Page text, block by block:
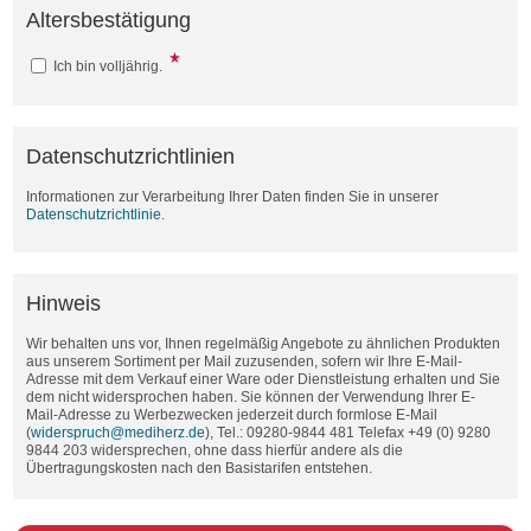
Altersbestätigung
Ich bin volljährig.
Datenschutzrichtlinien
Informationen zur Verarbeitung Ihrer Daten finden Sie in unserer
Datenschutzrichtlinie
Hinweis
Wir behalten uns vor, Ihnen regelmäßig Angebote zu ähnlichen Produkten
aus unserem Sortiment per Mail zuzusenden, sofern wir Ihre E-Mail-
Adresse mit dem Verkauf einer Ware oder Dienstleistung erhalten und Sie
dem nicht widersprochen haben. Sie können der Verwendung Ihrer E-
Mail-Adresse zu Werbezwecken jederzeit durch formlose E-Mail
(widerspruch@mediherz.de), Tel.: 09280-9844 481 Telefax +49 (0) 9280
9844 203 widersprechen, ohne dass hierfür andere als die
Übertragungskosten nach den Basistarifen entstehen.